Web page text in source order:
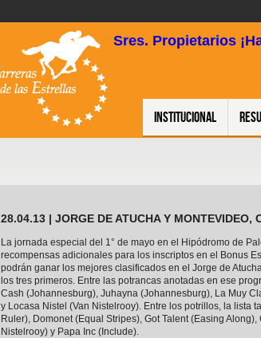
Sres. Propietarios
Institucional
28.04.13 | JORGE DE ATUCHA Y MONTEVIDEO,
La jornada especial del 1° de mayo en el Hipódromo de
recompensas adicionales para los inscriptos en el Bonus
podrán ganar los mejores clasificados en el Jorge de
los tres primeros. Entre las potrancas anotadas en ese
Cash (Johannesburg), Juhayna (Johannesburg), La Muy
y Locasa Nistel (Van Nistelrooy). Entre los potrillos, la lista
Ruler), Domonet (Equal Stripes), Got Talent (Easing
Nistelrooy) y Papa Inc (Include).